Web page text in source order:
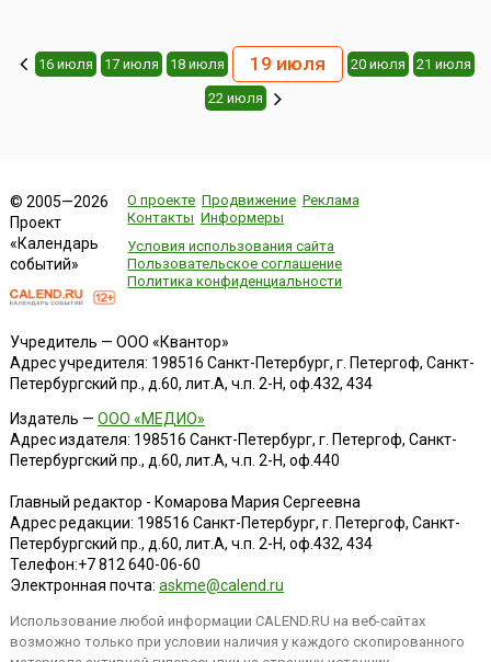
16 июля 17 июля 18 июля 19 июля 20 июля 21 июля
22 июля
© 2005—2026
Проект
«Календарь
событий»
О проекте Продвижение Реклама
Контакты Информеры
Условия использования сайта
Пользовательское соглашение
Политика конфиденциальности
Учредитель — ООО «Квантор»
Адрес учредителя: 198516 Санкт-Петербург, г. Петергоф, Санкт-
Петербургский пр., д.60, лит.А, ч.п. 2-Н, оф.432, 434
Издатель — ООО «МЕДИО»
Адрес издателя: 198516 Санкт-Петербург, г. Петергоф, Санкт-
Петербургский пр., д.60, лит.А, ч.п. 2-Н, оф.440
Главный редактор - Комарова Мария Сергеевна
Адрес редакции: 198516 Санкт-Петербург, г. Петергоф, Санкт-
Петербургский пр., д.60, лит.А, ч.п. 2-Н, оф.432, 434
Телефон:+7 812 640-06-60
Электронная почта: askme@calend.ru
Использование любой информации CALEND.RU на веб-сайтах
возможно только при условии наличия у каждого скопированного